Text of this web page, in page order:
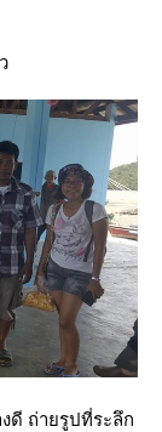
ถ่ายรูปที่ระลึก